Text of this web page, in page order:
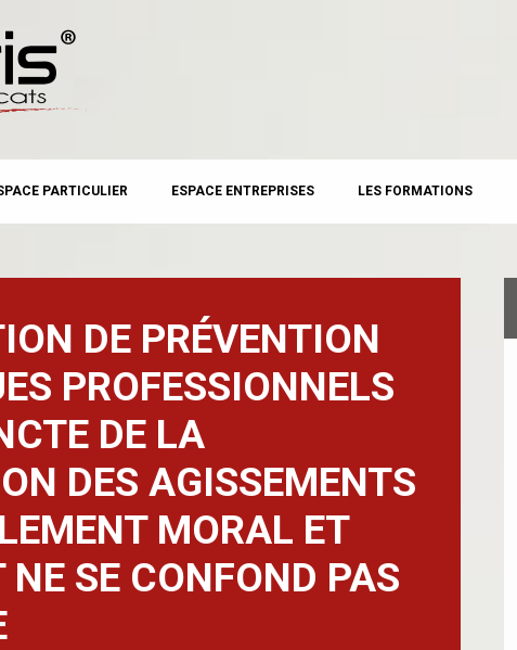
PARTICULIER ESPACE ENTREPRISES LES FORMATIONS
DE PRÉVENTION
PROFESSIONNELS
DE LA
DES AGISSEMENTS
MORAL ET
NE SE CONFOND PAS